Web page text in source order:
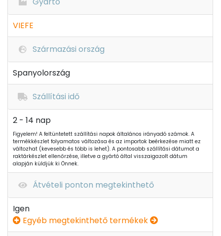
VIEFE
Származási ország
Spanyolország
Szállítási idő
2 - 14 nap
Figyelem! A feltüntetett szállítási napok általános irányadó számok. A
termékkészlet folyamatos változása és az importok beérkezése miatt ez
változhat (kevesebb és több is lehet). A pontosabb szállítási dátumot a
raktárkészlet ellenőrzése, illetve a gyártó által visszaigazolt dátum
alapján küldjük ki Önnek.
Átvételi ponton megtekinthető
Igen
Egyéb megtekinthető termékek